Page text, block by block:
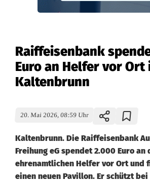
Raiffeisenbank
Euro an Helfer vor Ort
Kaltenbrunn
20. Mai 2026, 08:59 Uhr
Kaltenbrunn. Die Raiffeisenbank
Freihung eG spendet 2.000 Euro an
ehrenamtlichen Helfer vor Ort und
einen neuen Pavillon. Er schützt bei